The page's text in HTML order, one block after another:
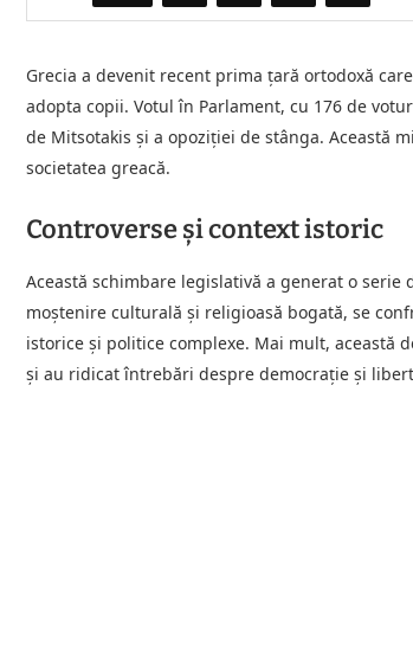
Grecia a devenit recent prima țară ortodoxă
adopta copii. Votul în Parlament, cu 176 de
de Mitsotakis și a opoziției de stânga. Această
societatea greacă.
Controverse și context istoric
Această schimbare legislativă a generat o
moștenire culturală și religioasă bogată, se
istorice și politice complexe. Mai mult, această
și au ridicat întrebări despre democrație și